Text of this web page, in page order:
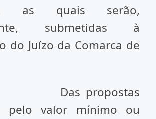
as quais serão,
submetidas à
do Juízo da Comarca de
propostas
pelo valor mínimo ou